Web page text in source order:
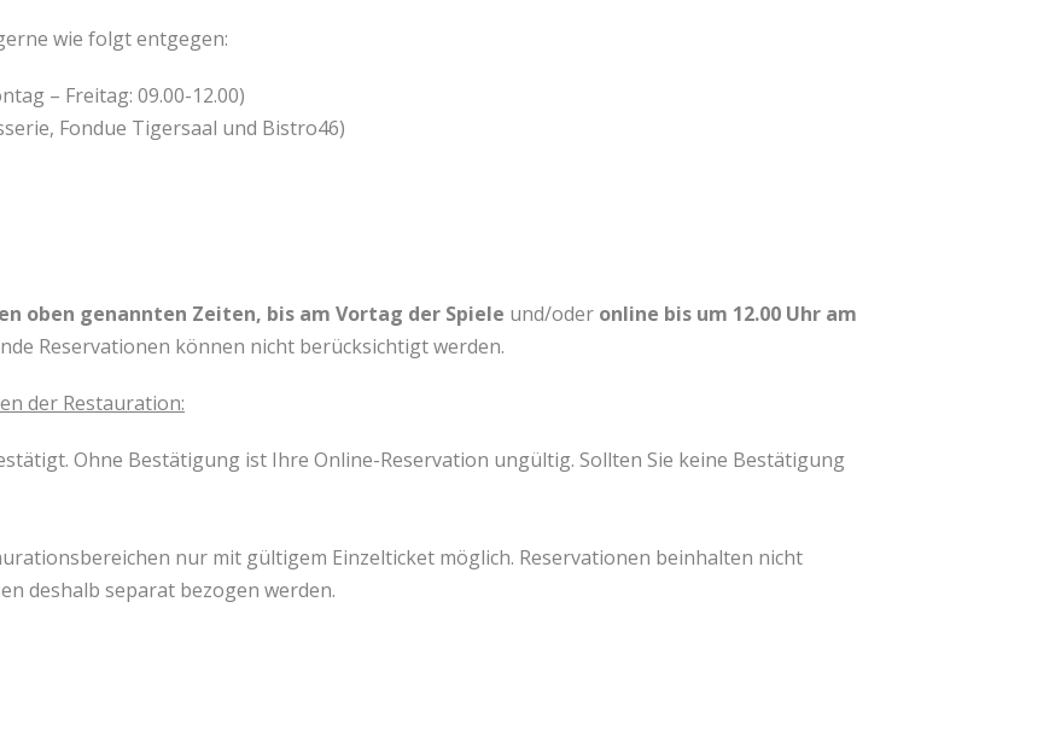
wie folgt entgegen:
– Freitag: 09.00-12.00)
Fondue Tigersaal und Bistro46)
oben genannten Zeiten, bis am Vortag der Spiele und/oder online bis um 12.00 Uhr am
Reservationen können nicht berücksichtigt werden.
der Restauration:
Ohne Bestätigung ist Ihre Online-Reservation ungültig. Sollten Sie keine Bestätigung
nur mit gültigem Einzelticket möglich. Reservationen beinhalten nicht
deshalb separat bezogen werden.